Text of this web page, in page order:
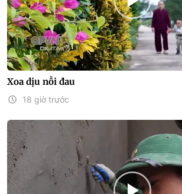
Xoa dịu nỗi đau
18 giờ trước